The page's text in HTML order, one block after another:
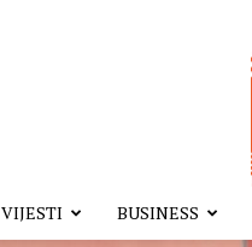
VIJESTI BUSINESS